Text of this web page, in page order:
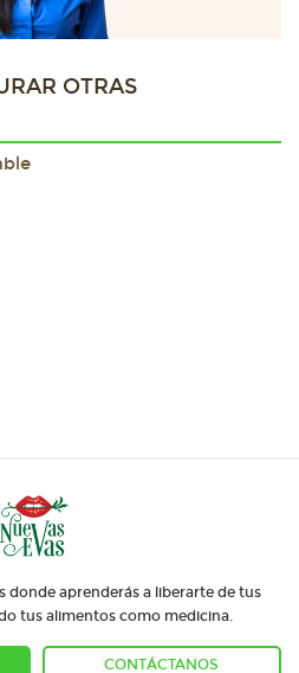
OTRAS
donde aprenderás a liberarte de tus
tus alimentos como medicina.
CONTÁCTANOS